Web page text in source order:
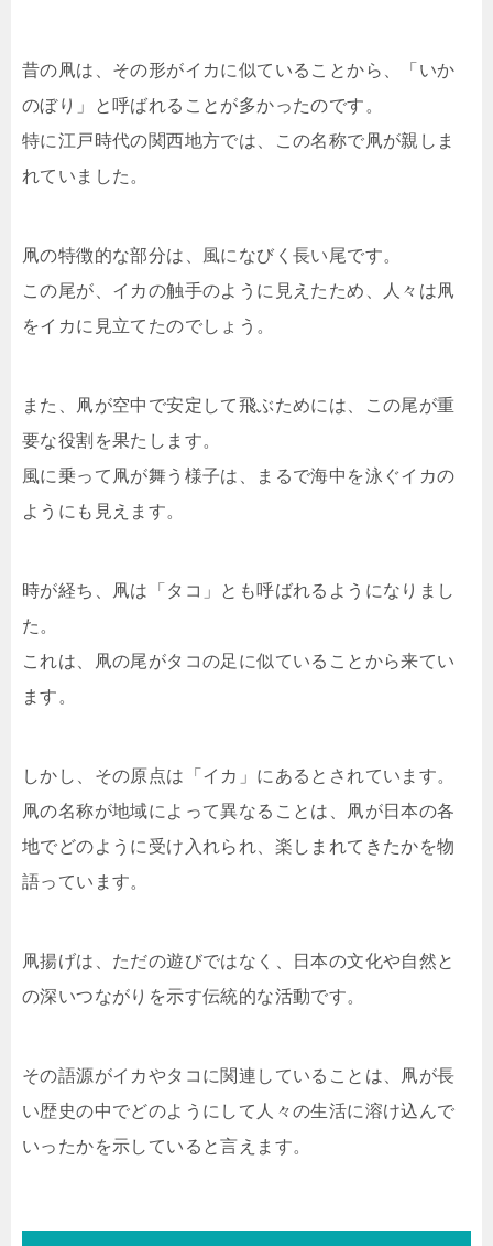
昔の凧は、その形がイカに似ていることから、「いか
のぼり」と呼ばれることが多かったのです。
特に江戸時代の関西地方では、この名称で凧が親しま
れていました。
凧の特徴的な部分は、風になびく長い尾です。
この尾が、イカの触手のように見えたため、人々は凧
をイカに見立てたのでしょう。
また、凧が空中で安定して飛ぶためには、この尾が重
要な役割を果たします。
風に乗って凧が舞う様子は、まるで海中を泳ぐイカの
ようにも見えます。
時が経ち、凧は「タコ」とも呼ばれるようになりまし
た。
これは、凧の尾がタコの足に似ていることから来てい
ます。
しかし、その原点は「イカ」にあるとされています。
凧の名称が地域によって異なることは、凧が日本の各
地でどのように受け入れられ、楽しまれてきたかを物
語っています。
凧揚げは、ただの遊びではなく、日本の文化や自然と
の深いつながりを示す伝統的な活動です。
その語源がイカやタコに関連していることは、凧が長
い歴史の中でどのようにして人々の生活に溶け込んで
いったかを示していると言えます。